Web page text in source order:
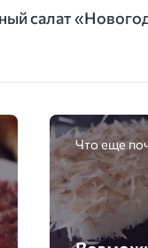
салат
Что еще